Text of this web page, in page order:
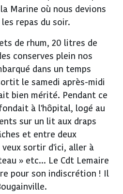
Marine où nous devions
repas du soir.
de rhum, 20 litres de
conserves plein nos
dans un temps
le samedi après-midi
bien mérité. Pendant ce
à l'hôpital, logé au
sur un lit aux draps
et entre deux
sortir d'ici, aller à
» etc... Le Cdt Lemaire
pour son indiscrétion ! Il